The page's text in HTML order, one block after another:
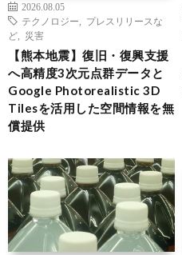
2026.08.05
テクノロジー
プレスリリースな
ど
災害
【熊本地震】復旧・復興支援
へ高精度3次元点群データと
Google Photorealistic 3D
Tilesを活用した空間情報を無
償提供